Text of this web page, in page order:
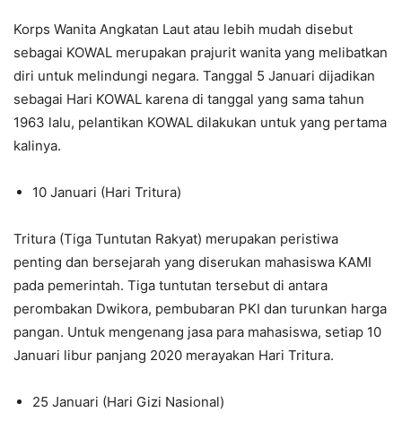
Korps Wanita Angkatan Laut atau lebih mudah disebut
sebagai KOWAL merupakan prajurit wanita yang melibatkan
diri untuk melindungi negara. Tanggal 5 Januari dijadikan
sebagai Hari KOWAL karena di tanggal yang sama tahun
1963 lalu, pelantikan KOWAL dilakukan untuk yang pertama
kalinya.
10 Januari (Hari Tritura)
Tritura (Tiga Tuntutan Rakyat) merupakan peristiwa
penting dan bersejarah yang diserukan mahasiswa KAMI
pada pemerintah. Tiga tuntutan tersebut di antara
perombakan Dwikora, pembubaran PKI dan turunkan harga
pangan. Untuk mengenang jasa para mahasiswa, setiap 10
Januari libur panjang 2020 merayakan Hari Tritura.
25 Januari (Hari Gizi Nasional)